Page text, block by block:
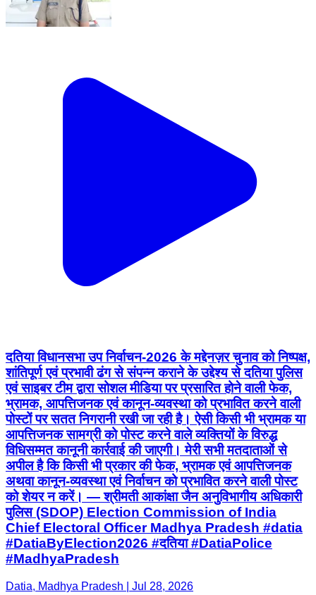
दतिया विधानसभा उप निर्वाचन-2026 के मद्देनज़र चुनाव को निष्पक्ष,
शांतिपूर्ण एवं प्रभावी ढंग से संपन्न कराने के उद्देश्य से दतिया पुलिस
एवं साइबर टीम द्वारा सोशल मीडिया पर प्रसारित होने वाली फेक,
भ्रामक, आपत्तिजनक एवं कानून-व्यवस्था को प्रभावित करने वाली
पोस्टों पर सतत निगरानी रखी जा रही है। ऐसी किसी भी भ्रामक या
आपत्तिजनक सामग्री को पोस्ट करने वाले व्यक्तियों के विरुद्ध
विधिसम्मत कानूनी कार्रवाई की जाएगी। मेरी सभी मतदाताओं से
अपील है कि किसी भी प्रकार की फेक, भ्रामक एवं आपत्तिजनक
अथवा कानून-व्यवस्था एवं निर्वाचन को प्रभावित करने वाली पोस्ट
को शेयर न करें। — श्रीमती आकांक्षा जैन अनुविभागीय अधिकारी
पुलिस (SDOP) Election Commission of India
Chief Electoral Officer Madhya Pradesh #datia
#DatiaByElection2026 #दतिया #DatiaPolice
#MadhyaPradesh
Datia, Madhya Pradesh | Jul 28, 2026